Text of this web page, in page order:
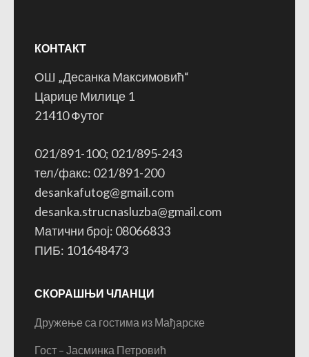
КОНТАКТ
ОШ „Десанка Максимовић“
Царице Милице 1
21410 Футог
021/891-100; 021/895-243
тел/факс: 021/891-200
desankafutog@gmail.com
desanka.strucnasluzba@gmail.com
Матични број: 08066833
ПИБ: 101648473
СКОРАШЊИ ЧЛАНЦИ
Дружење са гостима из Мађарске
Гост – Јасминка Петровић